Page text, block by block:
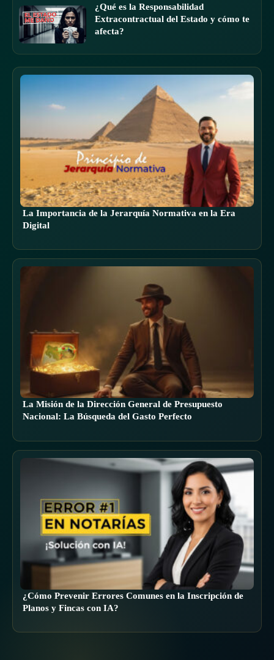
¿Qué es la Responsabilidad
Extracontractual del Estado y cómo te
afecta?
La Importancia de la Jerarquía Normativa en la Era
Digital
La Misión de la Dirección General de Presupuesto
Nacional: La Búsqueda del Gasto Perfecto
¿Cómo Prevenir Errores Comunes en la Inscripción de
Planos y Fincas con IA?